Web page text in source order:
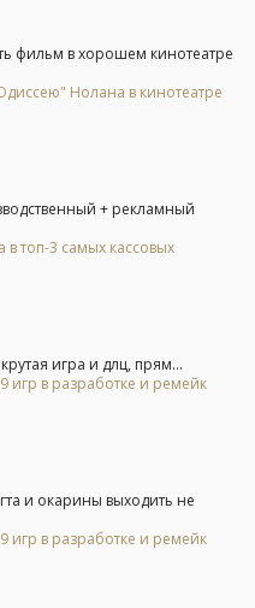
фильм в хорошем кинотеатре
Нолана в кинотеатре
+ рекламный
топ-3 самых кассовых
игра и длц, прям...
игр в разработке и ремейк
и окарины выходить не
игр в разработке и ремейк